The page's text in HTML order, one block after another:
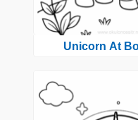
Unicorn At